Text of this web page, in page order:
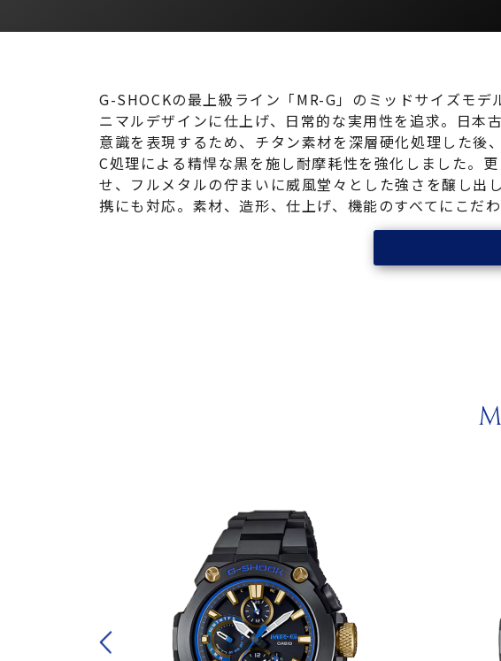
G-SHOCKの最上級ライン「MR-G」のミッドサイズモ
ニマルデザインに仕上げ、日常的な実用性を追求。日
意識を表現するため、チタン素材を深層硬化処理した
C処理による精悍な黒を施し耐摩耗性を強化しました。
せ、フルメタルの佇まいに威風堂々とした強さを醸し
携にも対応。素材、造形、仕上げ、機能のすべてにこ